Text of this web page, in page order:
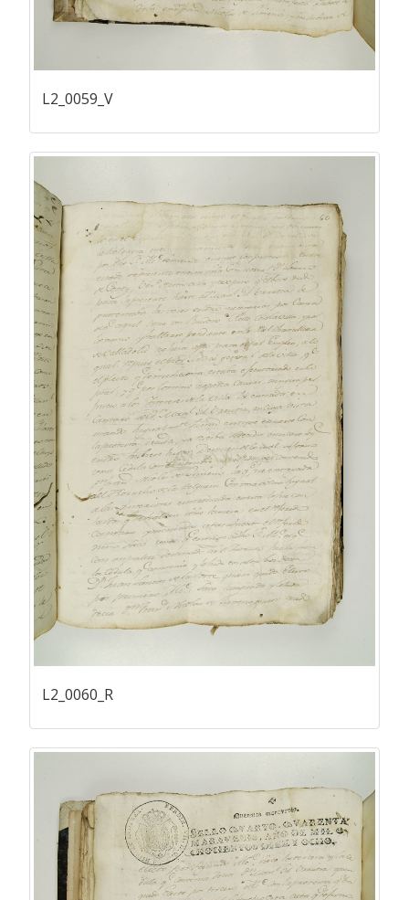
L2_0059_V
L2_0060_R